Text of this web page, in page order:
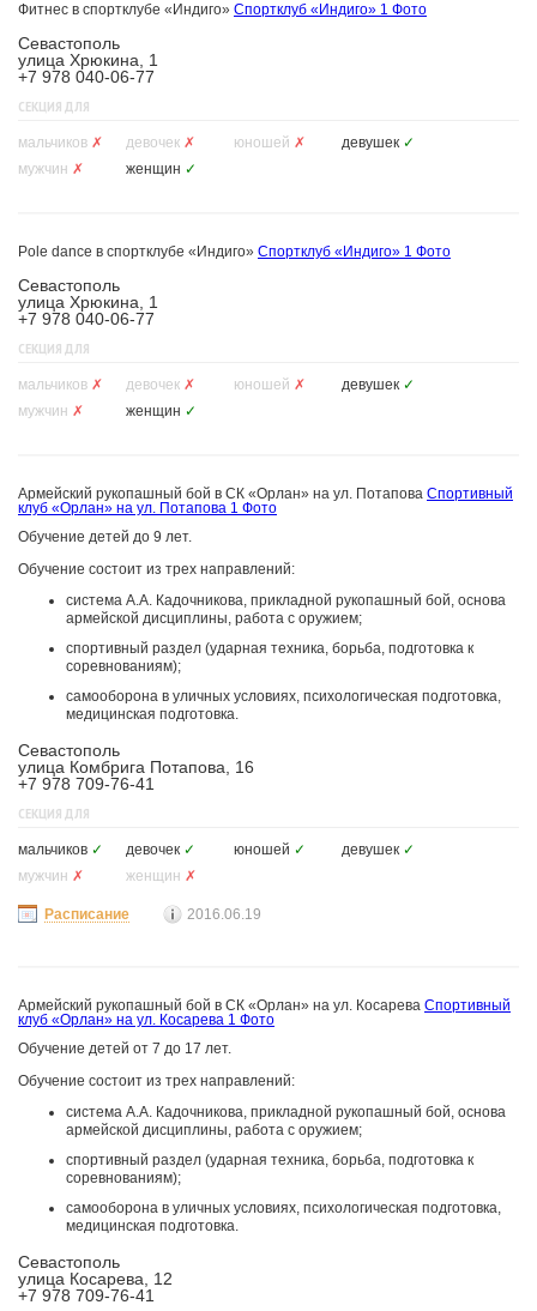
Фитнес в спортклубе «Индиго» Спортклуб «Индиго» 1 Фото
Севастополь
улица Хрюкина, 1
+7 978 040-06-77
СЕКЦИЯ ДЛЯ
мальчиков ✗ девочек ✗ юношей ✗ девушек ✓
мужчин ✗ женщин ✓
Pole dance в спортклубе «Индиго» Спортклуб «Индиго» 1 Фото
Севастополь
улица Хрюкина, 1
+7 978 040-06-77
СЕКЦИЯ ДЛЯ
мальчиков ✗ девочек ✗ юношей ✗ девушек ✓
мужчин ✗ женщин ✓
Армейский рукопашный бой в СК «Орлан» на ул. Потапова Спортивный
клуб «Орлан» на ул. Потапова 1 Фото
Обучение детей до 9 лет.
Обучение состоит из трех направлений:
система А.А. Кадочникова, прикладной рукопашный бой, основа
армейской дисциплины, работа с оружием;
спортивный раздел (ударная техника, борьба, подготовка к
соревнованиям);
самооборона в уличных условиях, психологическая подготовка,
медицинская подготовка.
Севастополь
улица Комбрига Потапова, 16
+7 978 709-76-41
СЕКЦИЯ ДЛЯ
мальчиков ✓ девочек ✓ юношей ✓ девушек ✓
мужчин ✗ женщин ✗
Расписание 2016.06.19
Армейский рукопашный бой в СК «Орлан» на ул. Косарева Спортивный
клуб «Орлан» на ул. Косарева 1 Фото
Обучение детей от 7 до 17 лет.
Обучение состоит из трех направлений:
система А.А. Кадочникова, прикладной рукопашный бой, основа
армейской дисциплины, работа с оружием;
спортивный раздел (ударная техника, борьба, подготовка к
соревнованиям);
самооборона в уличных условиях, психологическая подготовка,
медицинская подготовка.
Севастополь
улица Косарева, 12
+7 978 709-76-41